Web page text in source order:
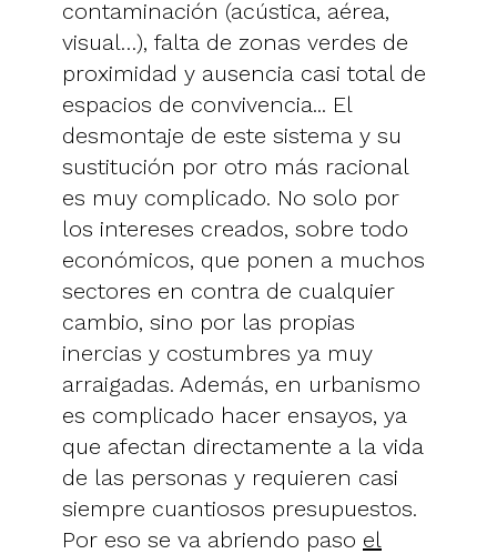
contaminación (acústica, aérea,
visual…), falta de zonas verdes de
proximidad y ausencia casi total de
espacios de convivencia... El
desmontaje de este sistema y su
sustitución por otro más racional
es muy complicado. No solo por
los intereses creados, sobre todo
económicos, que ponen a muchos
sectores en contra de cualquier
cambio, sino por las propias
inercias y costumbres ya muy
arraigadas. Además, en urbanismo
es complicado hacer ensayos, ya
que afectan directamente a la vida
de las personas y requieren casi
siempre cuantiosos presupuestos.
Por eso se va abriendo paso el